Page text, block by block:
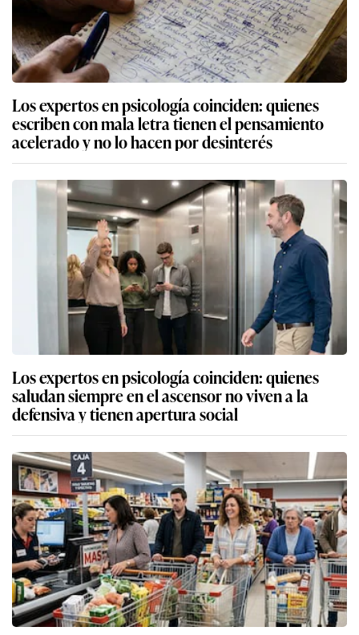
Los expertos en psicología coinciden: quienes
escriben con mala letra tienen el pensamiento
acelerado y no lo hacen por desinterés
Los expertos en psicología coinciden: quienes
saludan siempre en el ascensor no viven a la
defensiva y tienen apertura social